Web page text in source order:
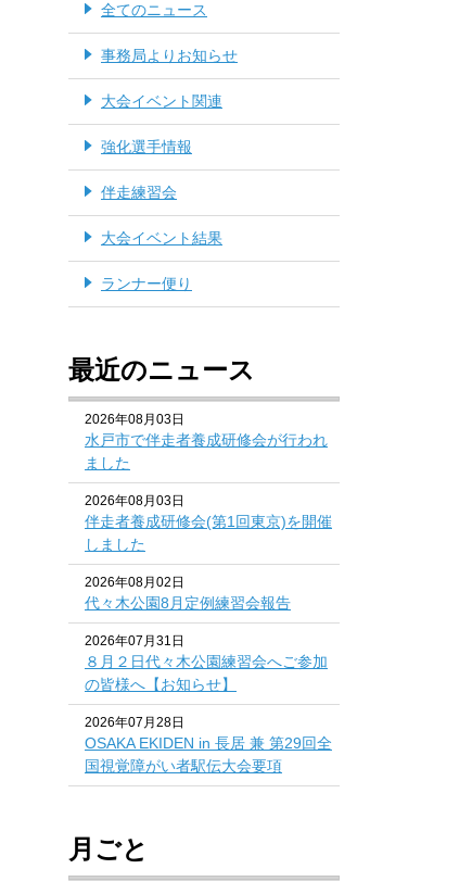
全てのニュース
事務局よりお知らせ
大会イベント関連
強化選手情報
伴走練習会
大会イベント結果
ランナー便り
最近のニュース
2026年08月03日
水戸市で伴走者養成研修会が行われ
ました
2026年08月03日
伴走者養成研修会(第1回東京)を開催
しました
2026年08月02日
代々木公園8月定例練習会報告
2026年07月31日
８月２日代々木公園練習会へご参加
の皆様へ【お知らせ】
2026年07月28日
OSAKA EKIDEN in 長居 兼 第29回全
国視覚障がい者駅伝大会要項
月ごと